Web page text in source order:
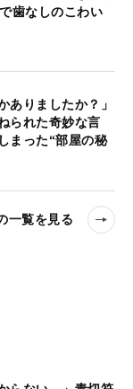
歯なしのこわい
ありましたか？」
られた奇妙な言
った“部屋の秘
一覧を見る